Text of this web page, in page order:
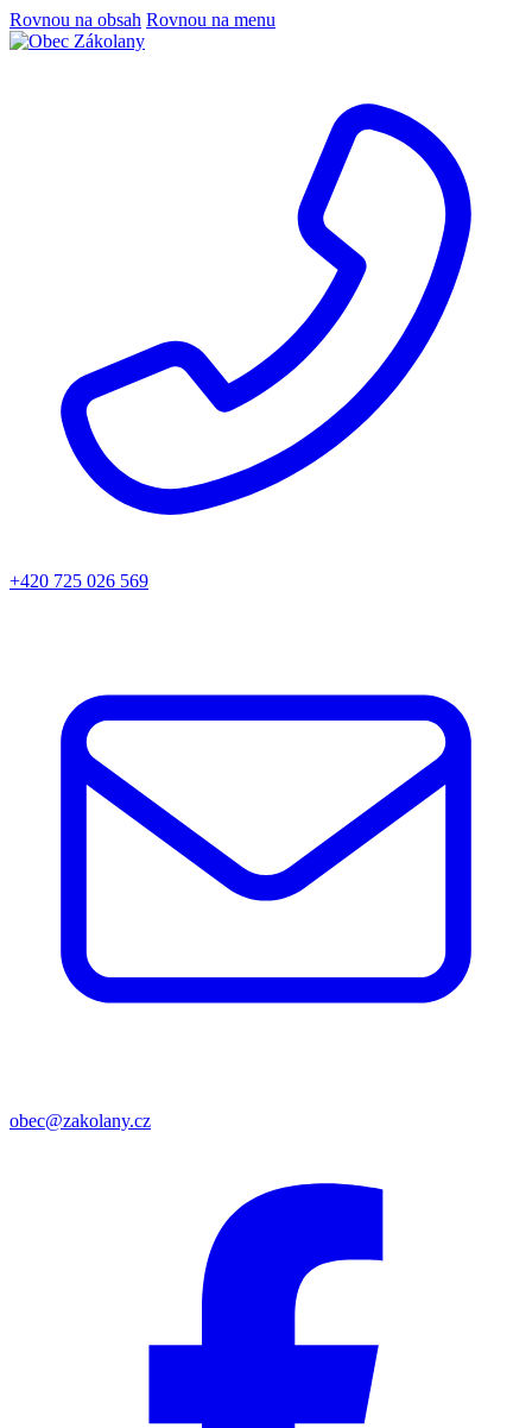
Rovnou na obsah Rovnou na menu
+420 725 026 569
obec@zakolany.cz